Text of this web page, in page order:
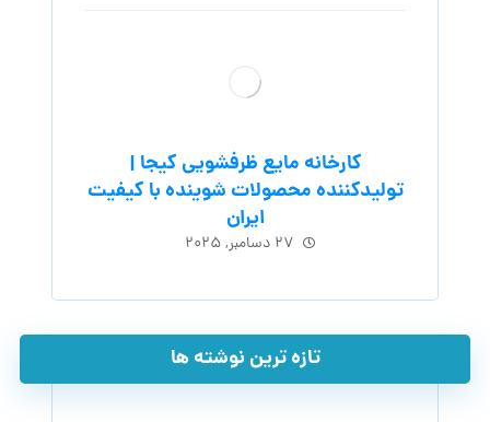
کارخانه مایع ظرفشویی کیجا |
تولیدکننده محصولات شوینده با کیفیت
ایران
۲۷ دسامبر, ۲۰۲۵
تازه ترین نوشته ها